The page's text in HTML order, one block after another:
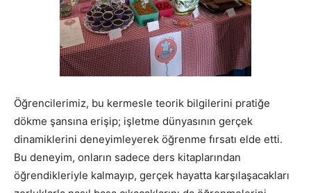
Öğrencilerimiz, bu kermesle teorik bilgilerini pratiğe
dökme şansına erişip; işletme dünyasının gerçek
dinamiklerini deneyimleyerek öğrenme fırsatı elde etti.
Bu deneyim, onların sadece ders kitaplarından
öğrendikleriyle kalmayıp, gerçek hayatta karşılaşacakları